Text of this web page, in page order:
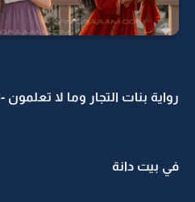
رواية بنات التجار وما لا تعلمون -3
في بيت دانة